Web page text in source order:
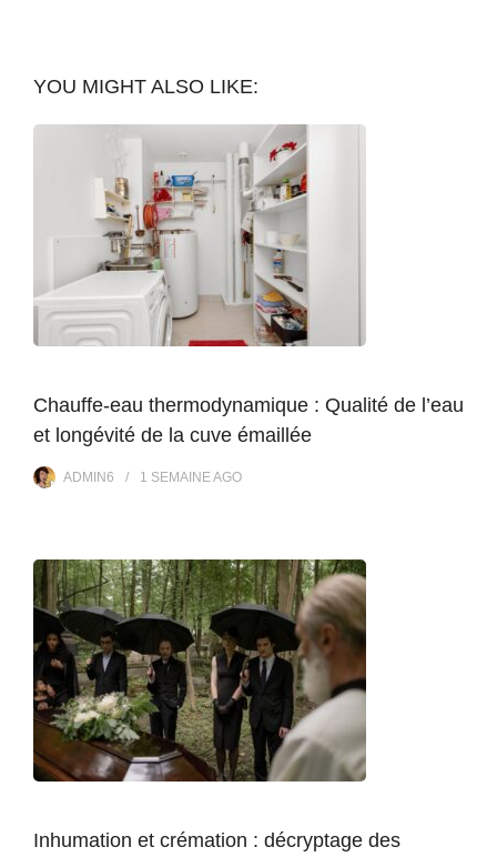
YOU MIGHT ALSO LIKE:
Chauffe-eau thermodynamique : Qualité de l’eau
et longévité de la cuve émaillée
ADMIN6 1 SEMAINE AGO
Inhumation et crémation : décryptage des